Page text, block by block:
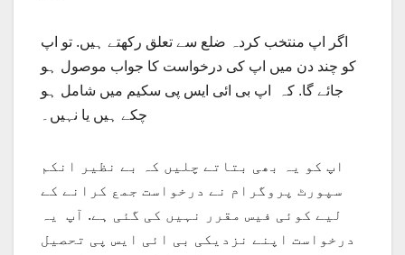
اگر اپ منتخب کردہ ضلع سے تعلق رکھتے ہیں. تو اپ
کو چند دن میں اپ کی درخواست کا جواب موصول ہو
جائے گا. کہ اپ بی ائی ایس پی سکیم میں شامل ہو
چکے ہیں یا نہیں۔
اپ کو یہ بھی بتاتے چلیں کہ بے نظیر انکم
سپورٹ پروگرام نے درخواست جمع کرانے کے
لیے کوئی فیس مقرر نہیں کی گئی ہے. آپ یہ
درخواست اپنے نزدیکی بی ائی ایس پی تحصیل